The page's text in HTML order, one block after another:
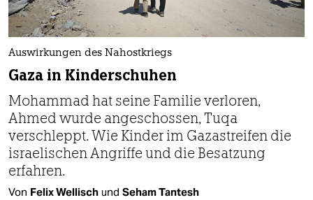
nord
wahrheit
verlag
verlag
veranstaltungen
shop
Auswirkungen des Nahostkriegs
Gaza in Kinderschuhen
Mohammad hat seine Familie verloren,
Ahmed wurde angeschossen, Tuqa
verschleppt. Wie Kinder im Gazastreifen die
israelischen Angriffe und die Besatzung
erfahren.
Von Felix Wellisch und Seham Tantesh